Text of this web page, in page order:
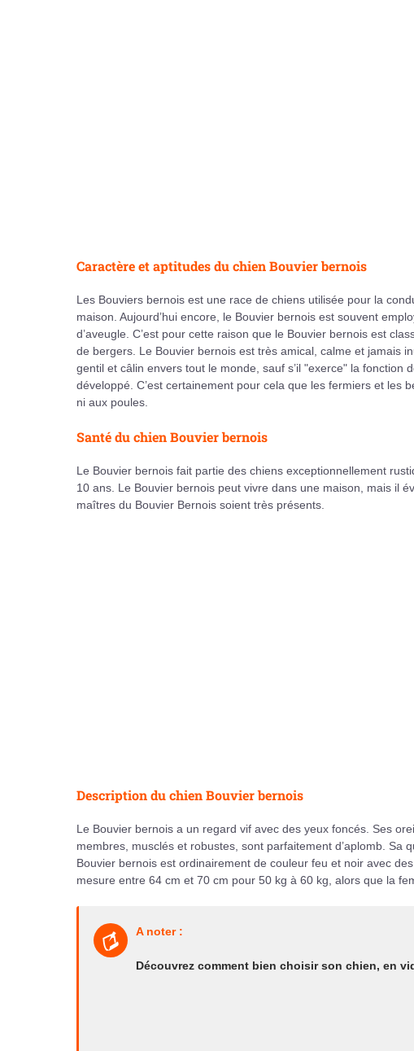
Caractère et aptitudes du chien Bouvier bernois
Les Bouviers bernois est une race de chiens utilisée pour la
maison. Aujourd’hui encore, le Bouvier bernois est souvent
d’aveugle. C’est pour cette raison que le Bouvier bernois est
de bergers. Le Bouvier bernois est très amical, calme et jamais
gentil et câlin envers tout le monde, sauf s’il "exerce" la fonction
développé. C’est certainement pour cela que les fermiers et les
ni aux poules.
Santé du chien Bouvier bernois
Le Bouvier bernois fait partie des chiens exceptionnellement
10 ans. Le Bouvier bernois peut vivre dans une maison, mais il
maîtres du Bouvier Bernois soient très présents.
Description du chien Bouvier bernois
Le Bouvier bernois a un regard vif avec des yeux foncés. Ses
membres, musclés et robustes, sont parfaitement d’aplomb.
Bouvier bernois est ordinairement de couleur feu et noir avec
mesure entre 64 cm et 70 cm pour 50 kg à 60 kg, alors que la
A noter :
Découvrez comment bien choisir son chien, en